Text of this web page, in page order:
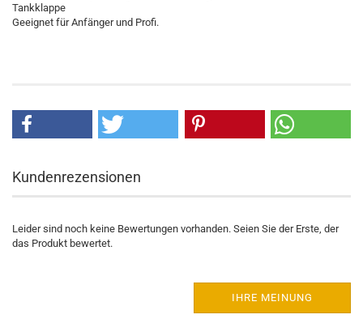
Tankklappe
Geeignet für Anfänger und Profi.
Kundenrezensionen
Leider sind noch keine Bewertungen vorhanden. Seien Sie der Erste, der
das Produkt bewertet.
IHRE MEINUNG